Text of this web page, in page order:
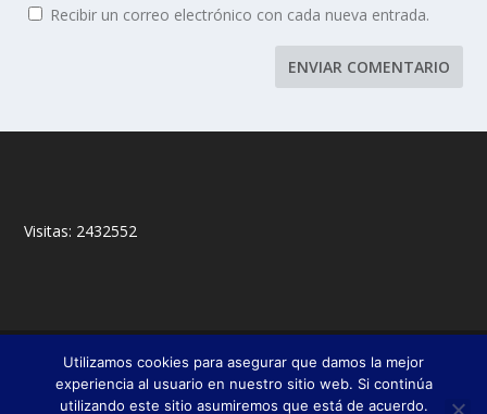
Recibir un correo electrónico con cada nueva entrada.
Visitas: 2432552
© 2018,Francisco Javier Fernández Chento & Mitxel
Olabuénaga|Zona privada
Esta web es una iniciativa privada de sus autores y no está relacionada con
Utilizamos cookies para asegurar que damos la mejor
experiencia al usuario en nuestro sitio web. Si continúa
utilizando este sitio asumiremos que está de acuerdo.